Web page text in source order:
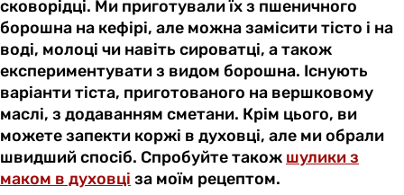
сковорідці. Ми приготували їх з пшеничного
борошна на кефірі, але можна замісити тісто і на
воді, молоці чи навіть сироватці, а також
експериментувати з видом борошна. Існують
варіанти тіста, приготованого на вершковому
маслі, з додаванням сметани. Крім цього, ви
можете запекти коржі в духовці, але ми обрали
швидший спосіб. Спробуйте також шулики з
маком в духовці за моїм рецептом.